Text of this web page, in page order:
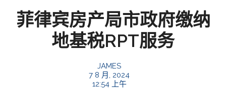
菲律宾房产局市政府缴纳
地基税RPT服务
JAMES
7 8 月, 2024
12:54 上午